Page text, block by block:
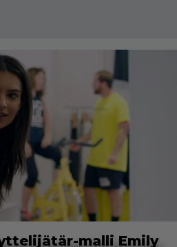
malli Emily